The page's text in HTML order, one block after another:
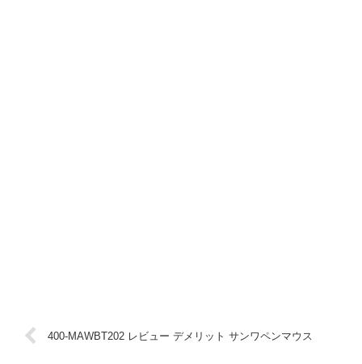
400-MAWBT202 レビュー デメリット サンワペンマウス